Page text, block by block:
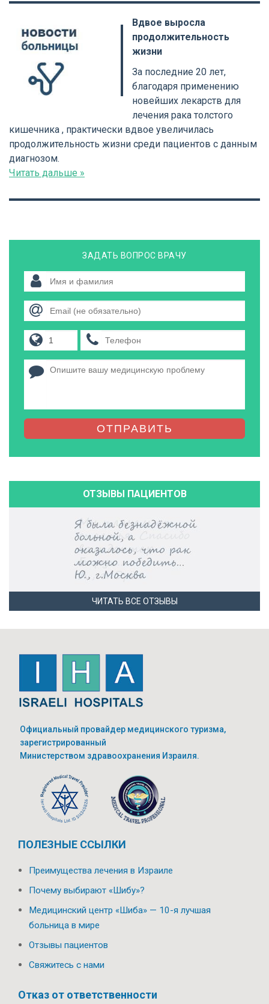
Вдвое выросла
продолжительность
жизни
За последние 20 лет,
благодаря применению
новейших лекарств для
лечения рака толстого
кишечника , практически вдвое увеличилась
продолжительность жизни среди пациентов с данным
диагнозом.
Читать дальше »
ЗАДАТЬ ВОПРОС ВРАЧУ
ОТПРАВИТЬ
ОТЗЫВЫ ПАЦИЕНТОВ
ЧИТАТЬ ВСЕ ОТЗЫВЫ
Официальный провайдер медицинского туризма,
зарегистрированный
Министерством здравоохранения Израиля.
ПОЛЕЗНЫЕ ССЫЛКИ
Преимущества лечения в Израиле
Почему выбирают «Шибу»?
Медицинский центр «Шиба» — 10-я лучшая
больница в мире
Отзывы пациентов
Свяжитесь с нами
Отказ от ответственности